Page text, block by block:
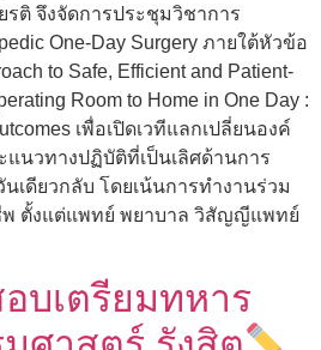
รติ จึงจัดการประชุมวิชาการ
One-Day Surgery ภายใต้หัวข้อ
to Safe, Efficient and Patient-
Room to Home in One Day :
เพื่อเปิดเวทีแลกเปลี่ยนองค์
นวทางปฏิบัติที่เป็นเลิศด้านการ
เดียวกลับ โดยเน้นการทำงานร่วม
ตั้งแต่แพทย์ พยาบาล วิสัญญีแพทย์
บเตรียมทหาร